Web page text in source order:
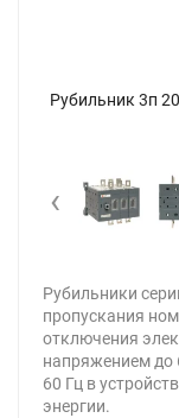
‹
Рубильники
пропускания
отключения
напряжением до
60 Гц в
энергии.